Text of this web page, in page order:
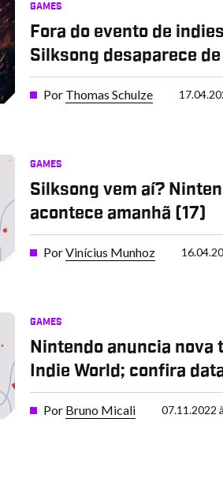
GAMES
Fora do evento de
Silksong desaparece de
Por Thomas Schulze
GAMES
Silksong vem aí?
acontece amanhã (17)
PorVinícius Munhoz
GAMES
Nintendo anuncia nova
Indie World; confira
Por Bruno Micali 07.11.2022